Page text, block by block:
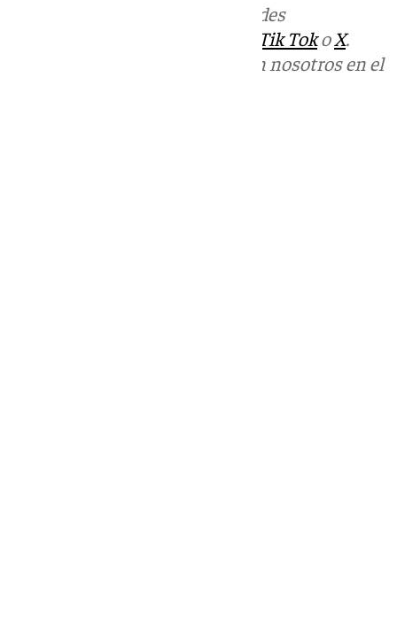
en las redes
Tik TokoX.
Puedes ponerte en contacto con nosotros en el